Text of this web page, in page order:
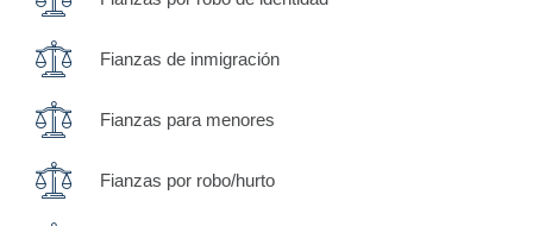
Fianzas de inmigración
Fianzas para menores
Fianzas por robo/hurto